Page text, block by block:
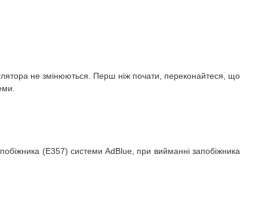
не змінюються.
Перш ніж почати, переконайтеся, що
(E357) системи AdBlue, при вийманні запобіжника